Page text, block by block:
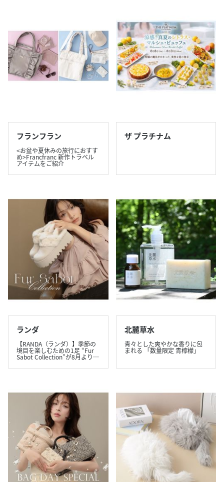
フランフラン
<お盆や夏休みの旅行におすす
め>Francfranc 新作トラベル
アイテムをご紹介
ザ プラチナム
ランダ
【RANDA（ランダ）】季節の
境目を楽しむための1足 “Fur
Sabot Collection”が8月より…
北麓草水
青々とした爽やかな香りに包
まれる 「数量限定 青檸檬」